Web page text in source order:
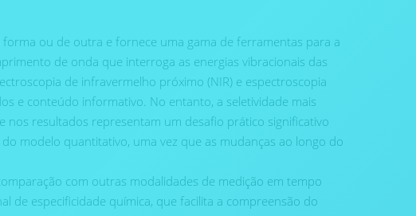
ou de outra e fornece uma gama de ferramentas para a
de onda que interroga as energias vibracionais das
de infravermelho próximo (NIR) e espectroscopia
e conteúdo informativo. No entanto, a seletividade mais
resultados representam um desafio prático significativo
modelo quantitativo, uma vez que as mudanças ao longo do
com outras modalidades de medição em tempo
de especificidade química, que facilita a compreensão do